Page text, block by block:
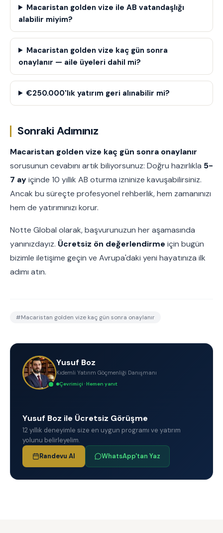
Macaristan golden vize ile AB vatandaşlığı
alabilir miyim?
Macaristan golden vize kaç gün sonra
onaylanır — aile üyeleri dahil mi?
€250.000'lık yatırım geri alınabilir mi?
Sonraki Adımınız
Macaristan golden vize kaç gün sonra onaylanır
sorusunun cevabını artık biliyorsunuz: Doğru hazırlıkla 5-
7 ayiçinde 10 yıllık AB oturma izninize kavuşabilirsiniz.
Ancak bu süreçte profesyonel rehberlik, hem zamanınızı
hem de yatırımınızı korur.
Notte Global olarak, başvurunuzun her aşamasında
yanınızdayız. Ücretsiz ön değerlendirme için bugün
bizimle iletişime geçin ve Avrupa'daki yeni hayatınıza ilk
adımı atın.
#Macaristan golden vize kaç gün sonra onaylanır
Yusuf Boz
Kıdemli Yatırım Göçmenliği Danışmanı
Çevrimiçi · Hemen yanıt
Yusuf Boz ile Ücretsiz Görüşme
12 yıllık deneyimle size en uygun programı ve yatırım
yolunu belirleyelim.
Randevu Al
WhatsApp'tan Yaz